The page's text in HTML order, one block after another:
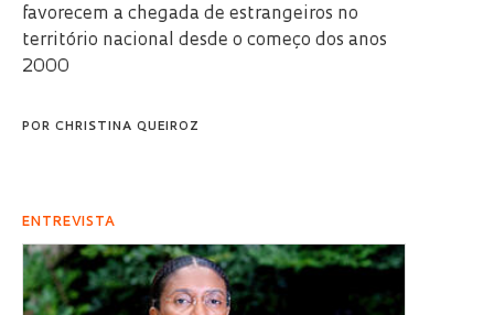
favorecem a chegada de estrangeiros no
território nacional desde o começo dos anos
2000
POR CHRISTINA QUEIROZ
ENTREVISTA